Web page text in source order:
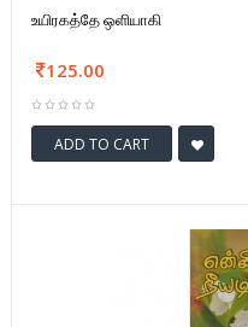
உயிரகத்தே ஒளியாகி
125.00
ADD TO CART